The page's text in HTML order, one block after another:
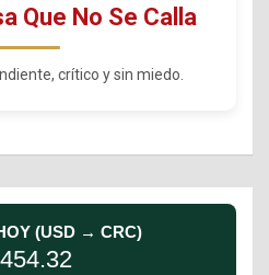
Que No Se Calla
crítico y sin miedo.
(USD → CRC)